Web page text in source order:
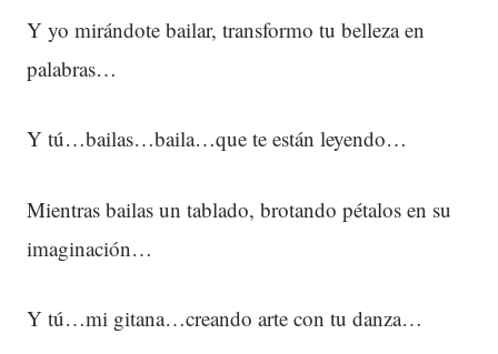
Y yo mirándote bailar, transformo tu belleza en
palabras…
Y tú…bailas…baila…que te están leyendo…
Mientras bailas un tablado, brotando pétalos en su
imaginación…
Y tú…mi gitana…creando arte con tu danza…